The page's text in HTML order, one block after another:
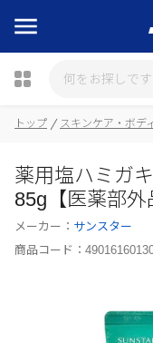
トップ スキンケア・ボデ
薬用塩ハミガ
85g【医薬部外
メーカー： サンスター
商品コード：